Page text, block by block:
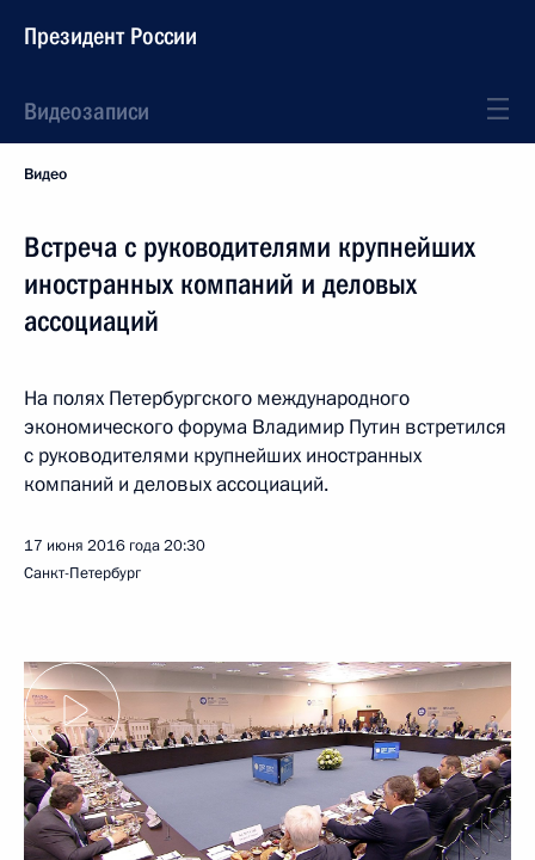
Президент России
Видеозаписи
Видео
Встреча с руководителями крупнейших
иностранных компаний и деловых
ассоциаций
На полях Петербургского международного
экономического форума Владимир Путин встретился
с руководителями крупнейших иностранных
компаний и деловых ассоциаций.
17 июня 2016 года20:30
Санкт-Петербург